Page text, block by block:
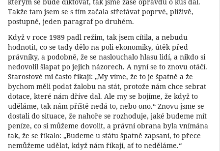
kterým se bude diktovat, tak jsme zase opravdu o kus dál.
Takže tam jsem se s tím začala střetávat poprvé, plíživě,
postupně, jeden paragraf po druhém.
Když v roce 1989 padl režim, tak jsem cítila, a nebudu
hodnotit, co se tady dělo na poli ekonomiky, útěk před
právníky, a podobně, že se naslouchalo hlasu lidí, a nikdo si
nedovolil šlapat po jejich názorech. A nyní se to znovu otáčí.
Starostové mi často říkají: „My víme, že to je špatně a že
bychom měli podat žalobu na stát, protože nám chce sebrat
dotace, které nám dříve dal. Ale my se bojíme, že když to
uděláme, tak nám příště nedá to, nebo ono.“ Znovu jsme se
dostali do situace, že nahoře se rozhoduje, jaké budeme mít
peníze, co si můžeme dovolit, a právní obrana byla vnímána
tak, že se říkalo: „Budeme u státu špatně zapsaní, to přece
nemůžeme udělat, když nám říkají, ať to neděláme.“